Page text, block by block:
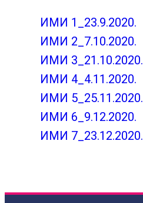
ИМИ 1_23.9.2020.
ИМИ 2_7.10.2020.
ИМИ 3_21.10.2020.
ИМИ 4_4.11.2020.
ИМИ 5_25.11.2020.
ИМИ 6_9.12.2020.
ИМИ 7_23.12.2020.